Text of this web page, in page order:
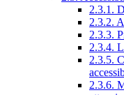
2.3.1.
2.3.2.
2.3.3.
2.3.4.
2.3.5.
2.3.6.